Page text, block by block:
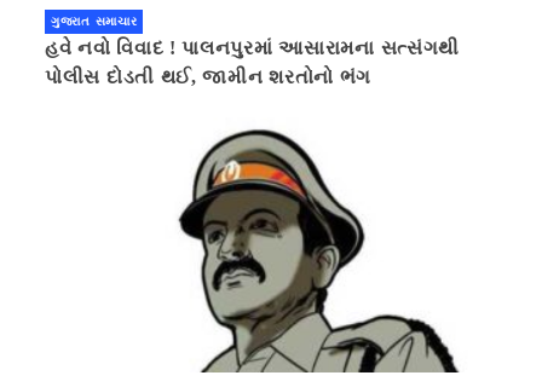
ગુજરાત સમાચાર
હવે નવો વિવાદ ! પાલનપુરમાં આસારામના સત્સંગથી
પોલીસ દોડતી થઈ, જામીન શરતોનો ભંગ